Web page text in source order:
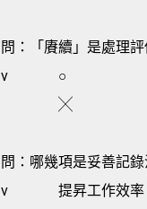
問：「賡續」是處理
v
○
╳
問：哪幾項是妥善記
v
提昇工作效率